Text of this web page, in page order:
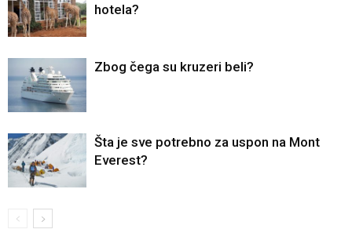
hotela?
Zbog čega su kruzeri beli?
Šta je sve potrebno za uspon na Mont
Everest?